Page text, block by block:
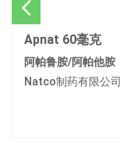
Apnat 60毫克
阿帕鲁胺/阿帕他胺
Natco制药有限公司